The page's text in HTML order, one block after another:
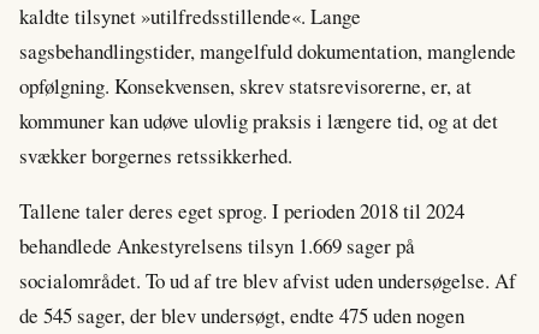
kaldte tilsynet »utilfredsstillende«. Lange
sagsbehandlingstider, mangelfuld dokumentation, manglende
opfølgning. Konsekvensen, skrev statsrevisorerne, er, at
kommuner kan udøve ulovlig praksis i længere tid, og at det
svækker borgernes retssikkerhed.
Tallene taler deres eget sprog. I perioden 2018 til 2024
behandlede Ankestyrelsens tilsyn 1.669 sager på
socialområdet. To ud af tre blev afvist uden undersøgelse. Af
de 545 sager, der blev undersøgt, endte 475 uden nogen